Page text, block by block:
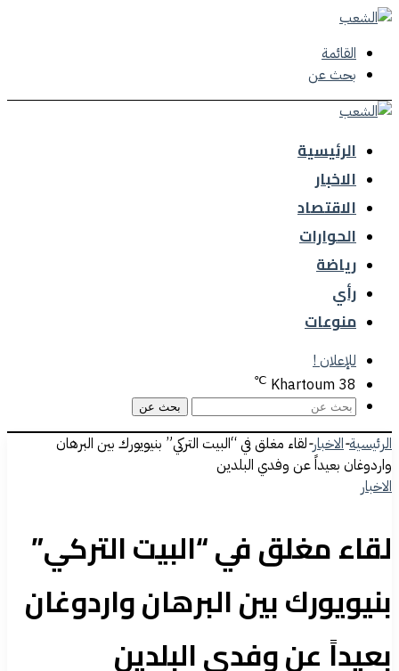
القائمة
بحث عن
الرئيسية
الاخبار
الاقتصاد
الحوارات
رياضة
رأي
منوعات
للإعلان !
Khartoum 38
℃
بحث عن
الرئيسية-الاخبار-لقاء مغلق في “البيت التركي” بنيويورك بين البرهان
واردوغان بعيداً عن وفدي البلدين
الاخبار
لقاء مغلق في “البيت التركي”
بنيويورك بين البرهان واردوغان
بعيداً عن وفدي البلدين